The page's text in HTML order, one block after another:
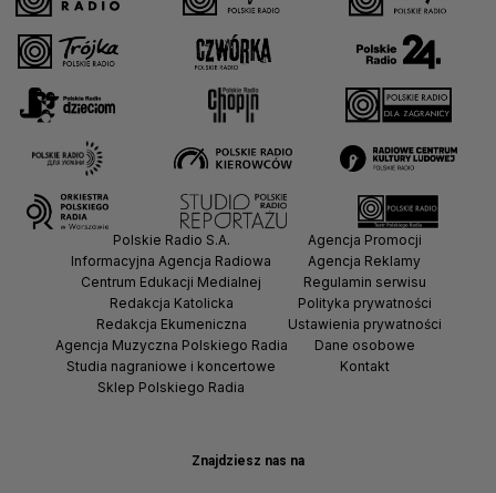
Znajdziesz nas na
Polskie Radio S.A.
Informacyjna Agencja Radiowa
Centrum Edukacji Medialnej
Redakcja Katolicka
Redakcja Ekumeniczna
Agencja Muzyczna Polskiego Radia
Studia nagraniowe i koncertowe
Sklep Polskiego Radia
Agencja Promocji
Agencja Reklamy
Regulamin serwisu
Polityka prywatności
Ustawienia prywatności
Dane osobowe
Kontakt